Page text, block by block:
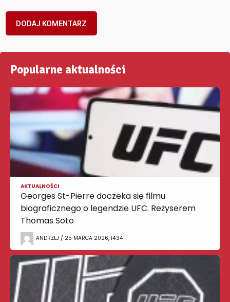
Popularne aktualności
AKTUALNOŚCI
Georges St-Pierre doczeka się filmu
biograficznego o legendzie UFC. Reżyserem
Thomas Soto
ANDRZEJ / 25 MARCA 2026, 14:34